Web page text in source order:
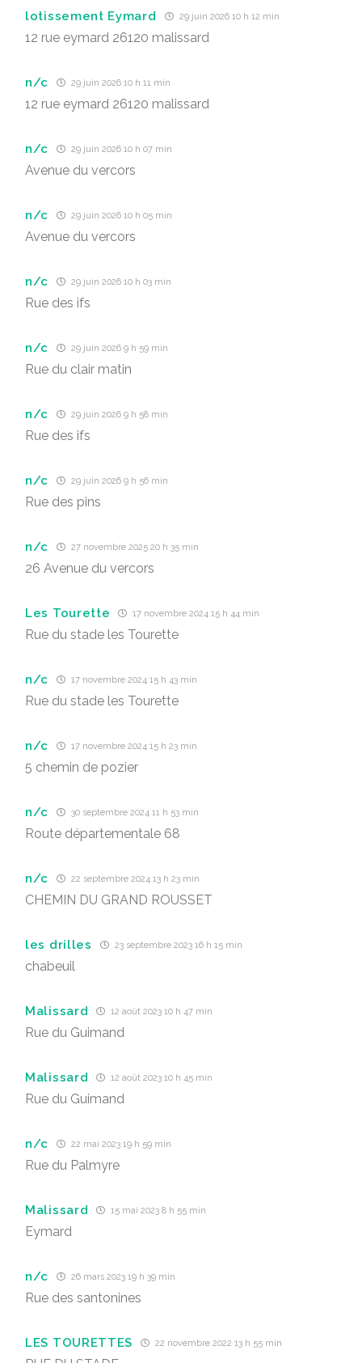
lotissement Eymard 29 juin 2026 10 h 12 min
12 rue eymard 26120 malissard
n/c 29 juin 2026 10 h 11 min
12 rue eymard 26120 malissard
n/c 29 juin 2026 10 h 07 min
Avenue du vercors
n/c 29 juin 2026 10 h 05 min
Avenue du vercors
n/c 29 juin 2026 10 h 03 min
Rue des ifs
n/c 29 juin 2026 9 h 59 min
Rue du clair matin
n/c 29 juin 2026 9 h 58 min
Rue des ifs
n/c 29 juin 2026 9 h 56 min
Rue des pins
n/c 27 novembre 2025 20 h 35 min
26 Avenue du vercors
Les Tourette 17 novembre 2024 15 h 44 min
Rue du stade les Tourette
n/c 17 novembre 2024 15 h 43 min
Rue du stade les Tourette
n/c 17 novembre 2024 15 h 23 min
5 chemin de pozier
n/c 30 septembre 2024 11 h 53 min
Route départementale 68
n/c 22 septembre 2024 13 h 23 min
CHEMIN DU GRAND ROUSSET
les drilles 23 septembre 2023 16 h 15 min
chabeuil
Malissard 12 août 2023 10 h 47 min
Rue du Guimand
Malissard 12 août 2023 10 h 45 min
Rue du Guimand
n/c 22 mai 2023 19 h 59 min
Rue du Palmyre
Malissard 15 mai 2023 8 h 55 min
Eymard
n/c 26 mars 2023 19 h 39 min
Rue des santonines
LES TOURETTES 22 novembre 2022 13 h 55 min